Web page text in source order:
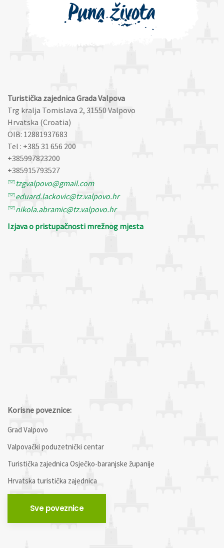
Turistička zajednica Grada Valpova
Trg kralja Tomislava 2, 31550 Valpovo
Hrvatska (Croatia)
OIB: 12881937683
Tel : +385 31 656 200
+385997823200
+385915793527
tzgvalpovo@gmail.com
eduard.lackovic@tz.valpovo.hr
nikola.abramic@tz.valpovo.hr
Izjava o pristupačnosti mrežnog mjesta
Korisne poveznice:
Grad Valpovo
Valpovački poduzetnički centar
Turistička zajednica Osječko-baranjske županije
Hrvatska turistička zajednica
Sve poveznice